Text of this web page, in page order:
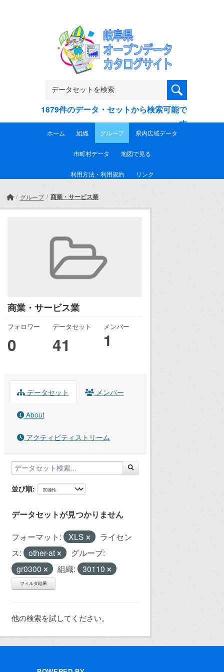
1879件のデータ・セットから検索可能で
す
ホーム 組織 グループ 県内広域データ
市町村データ 地図で見る
利用方法・利用規約 リンク
グループ 商業・サービス業
商業・サービス業
フォロワー
0
データセット
41
メンバー
1
データセット メンバー
About
アクティビティストリーム
並び順
データセットが見つかりません
フォーマット: XLS
ライセン
ス:
other-at
グループ:
gr0300
組織: 30110
フィルタ結果
他の検索を試してください。